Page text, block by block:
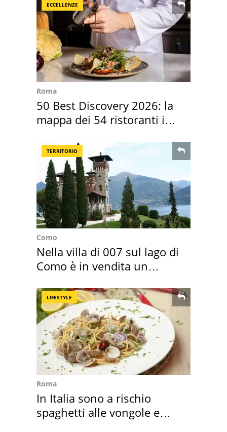
ECCELLENZE
Roma
50 Best Discovery 2026: la
mappa dei 54 ristoranti in
TERRITORIO
Como
Nella villa di 007 sul lago di
Como è in vendita un
LIFESTYLE
Roma
In Italia sono a rischio
spaghetti alle vongole e